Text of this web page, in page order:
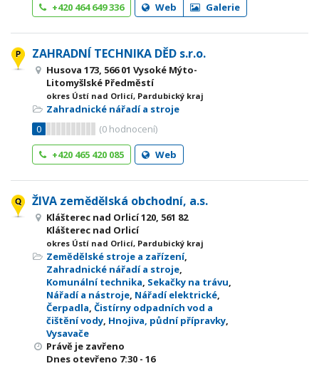
+420 464 649 336 Web Galerie
ZAHRADNÍ TECHNIKA DĚD s.r.o.
Husova 173, 566 01 Vysoké Mýto-
Litomyšlské Předměstí
okres Ústí nad Orlicí, Pardubický kraj
Zahradnické nářadí a stroje
0
(0 hodnocení)
+420 465 420 085
Web
ŽIVA zemědělská obchodní, a.s.
Klášterec nad Orlicí 120, 561 82
Klášterec nad Orlicí
okres Ústí nad Orlicí, Pardubický kraj
Zemědělské stroje a zařízení,
Zahradnické nářadí a stroje,
Komunální technika, Sekačky na trávu,
Nářadí a nástroje, Nářadí elektrické,
Čerpadla, Čistírny odpadních vod a
čištění vody, Hnojiva, půdní přípravky,
Vysavače
Právě je zavřeno
Dnes otevřeno 7:30 - 16